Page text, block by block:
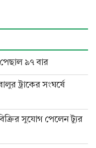
৯৭ বার
ট্রাকের সংঘর্ষে
সুযোগ পেলেন ট্যুর